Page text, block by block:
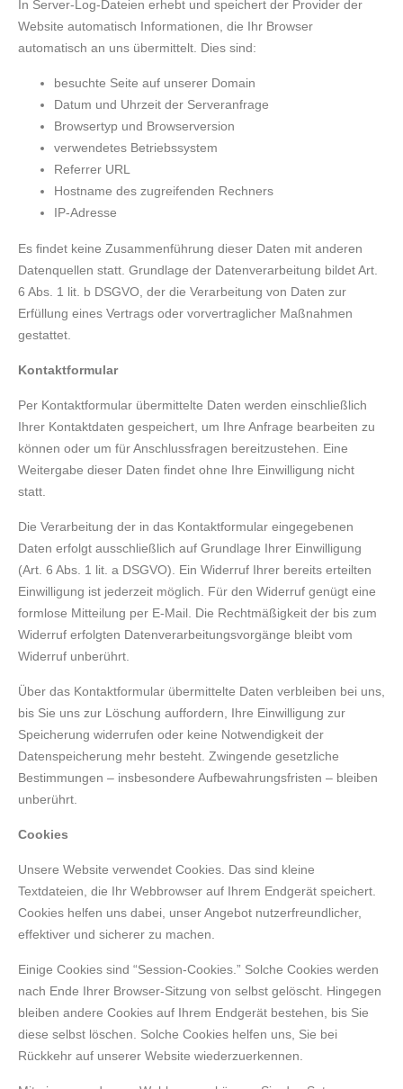
In Server-Log-Dateien erhebt und speichert der Provider der
Website automatisch Informationen, die Ihr Browser
automatisch an uns übermittelt. Dies sind:
besuchte Seite auf unserer Domain
Datum und Uhrzeit der Serveranfrage
Browsertyp und Browserversion
verwendetes Betriebssystem
Referrer URL
Hostname des zugreifenden Rechners
IP-Adresse
Es findet keine Zusammenführung dieser Daten mit anderen
Datenquellen statt. Grundlage der Datenverarbeitung bildet Art.
6 Abs. 1 lit. b DSGVO, der die Verarbeitung von Daten zur
Erfüllung eines Vertrags oder vorvertraglicher Maßnahmen
gestattet.
Kontaktformular
Per Kontaktformular übermittelte Daten werden einschließlich
Ihrer Kontaktdaten gespeichert, um Ihre Anfrage bearbeiten zu
können oder um für Anschlussfragen bereitzustehen. Eine
Weitergabe dieser Daten findet ohne Ihre Einwilligung nicht
statt.
Die Verarbeitung der in das Kontaktformular eingegebenen
Daten erfolgt ausschließlich auf Grundlage Ihrer Einwilligung
(Art. 6 Abs. 1 lit. a DSGVO). Ein Widerruf Ihrer bereits erteilten
Einwilligung ist jederzeit möglich. Für den Widerruf genügt eine
formlose Mitteilung per E-Mail. Die Rechtmäßigkeit der bis zum
Widerruf erfolgten Datenverarbeitungsvorgänge bleibt vom
Widerruf unberührt.
Über das Kontaktformular übermittelte Daten verbleiben bei uns,
bis Sie uns zur Löschung auffordern, Ihre Einwilligung zur
Speicherung widerrufen oder keine Notwendigkeit der
Datenspeicherung mehr besteht. Zwingende gesetzliche
Bestimmungen – insbesondere Aufbewahrungsfristen – bleiben
unberührt.
Cookies
Unsere Website verwendet Cookies. Das sind kleine
Textdateien, die Ihr Webbrowser auf Ihrem Endgerät speichert.
Cookies helfen uns dabei, unser Angebot nutzerfreundlicher,
effektiver und sicherer zu machen.
Einige Cookies sind “Session-Cookies.” Solche Cookies werden
nach Ende Ihrer Browser-Sitzung von selbst gelöscht. Hingegen
bleiben andere Cookies auf Ihrem Endgerät bestehen, bis Sie
diese selbst löschen. Solche Cookies helfen uns, Sie bei
Rückkehr auf unserer Website wiederzuerkennen.